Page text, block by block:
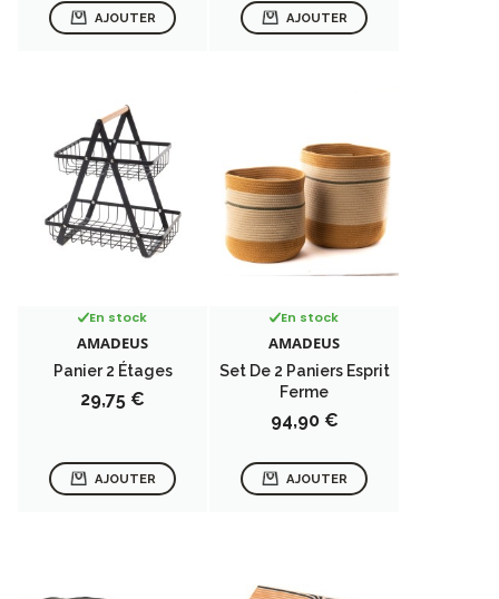
AJOUTER AJOUTER
En stock
AMADEUS
Panier 2 Étages
Prix
29,75 €
AJOUTER
En stock
AMADEUS
Set De 2 Paniers Esprit
Ferme
Prix
94,90 €
AJOUTER